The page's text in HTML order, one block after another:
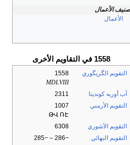
الأعمال
الأعمال
1558 في التقاويم الأخرى
التقويم الگريگوري
1558
MDLVIII
آب أوربه كونديتا
2311
التقويم الأرمني
1007
ԹՎ ՌԷ
التقويم الآشوري
6308
التقويم البهائي
−286 – −285